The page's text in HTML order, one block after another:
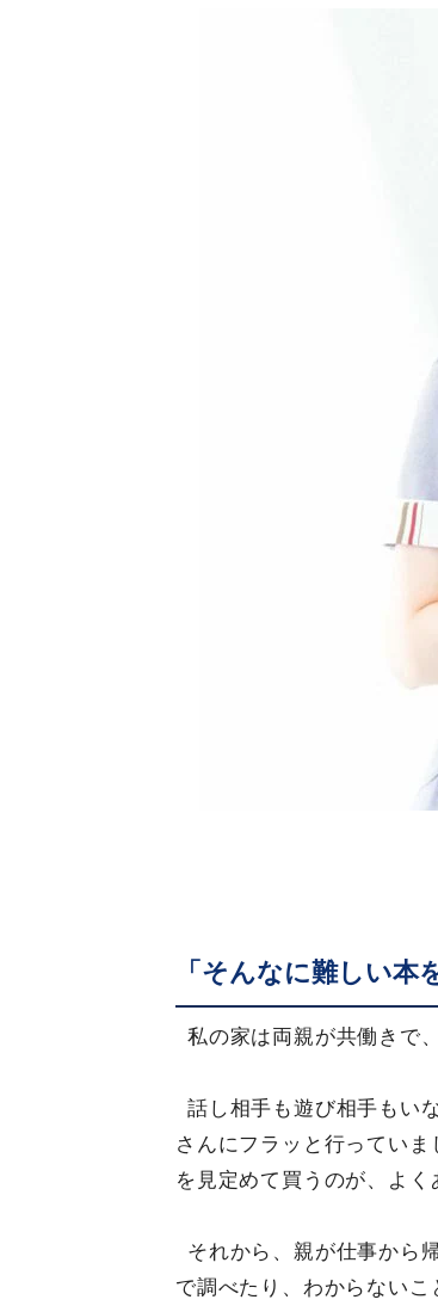
「そんなに難しい
私の家は両親が共働きで
話し相手も遊び相手もい
さんにフラッと行ってい
を見定めて買うのが、よく
それから、親が仕事から
で調べたり、わからないこ